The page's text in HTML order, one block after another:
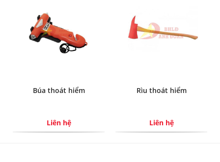
Búa thoát hiểm
Liên hệ
Rìu thoát hiểm
Liên hệ